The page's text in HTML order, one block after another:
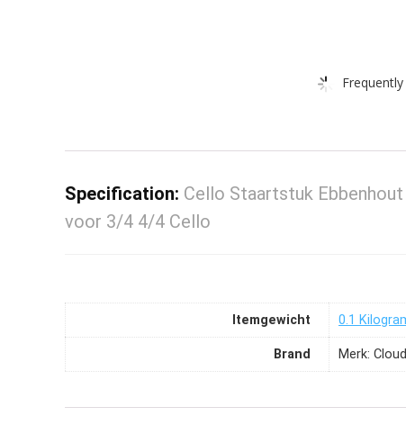
Specification: Cello Staartstuk
voor 3/4 4/4 Cello
Itemgewicht ‎0.1
Brand Merk: